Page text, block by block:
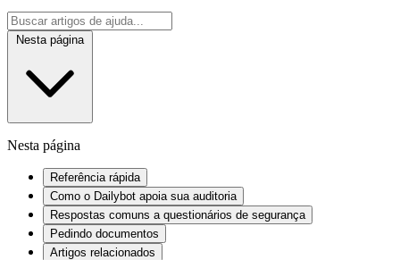
Nesta página
Nesta página
Referência rápida
Como o Dailybot apoia sua auditoria
Respostas comuns a questionários de segurança
Pedindo documentos
Artigos relacionados